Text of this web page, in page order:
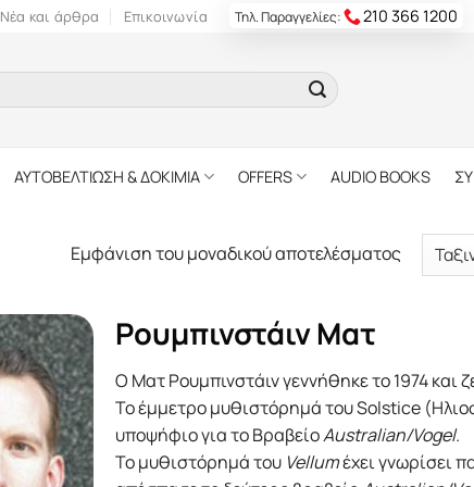
Νέα και άρθρα Επικοινωνία Τηλ. Παραγγελίες: 210 366 1200
ΑΥΤΟΒΕΛΤΙΩΣΗ & ΔΟΚΙΜΙΑ OFFERS AUDIO BOOKS
Εμφάνιση του μοναδικού αποτελέσματος
Ρουμπινστάιν Ματ
Ο Ματ Ρουμπινστάιν γεννήθηκε το 1974 και
Το έμμετρο μυθιστόρημά του Solstice
υποψήφιο για το ΒραβείοAustralian/Vogel.
Το μυθιστόρημά του Vellumέχει γνωρίσει